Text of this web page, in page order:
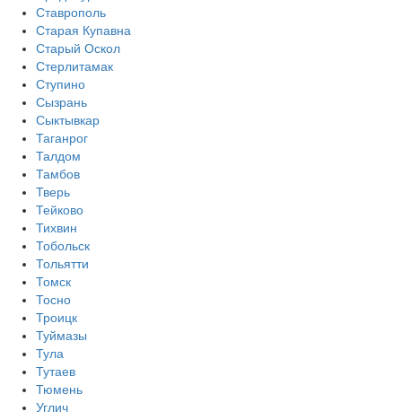
Ставрополь
Старая Купавна
Старый Оскол
Стерлитамак
Ступино
Сызрань
Сыктывкар
Таганрог
Талдом
Тамбов
Тверь
Тейково
Тихвин
Тобольск
Тольятти
Томск
Тосно
Троицк
Туймазы
Тула
Тутаев
Тюмень
Углич